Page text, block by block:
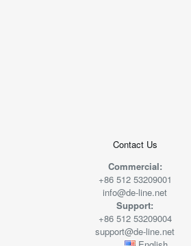
Contact Us
Commercial:
+86 512 53209001
info@de-line.net
Support:
+86 512 53209004
support@de-line.net